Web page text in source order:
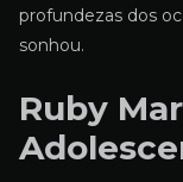
profundezas dos
sonhou.
Ruby